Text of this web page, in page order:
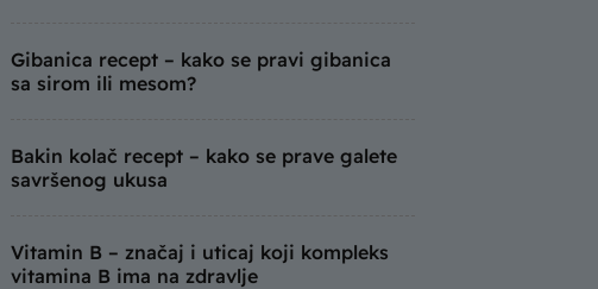
Gibanica recept – kako se pravi gibanica
sa sirom ili mesom?
Bakin kolač recept – kako se prave galete
savršenog ukusa
Vitamin B – značaj i uticaj koji kompleks
vitamina B ima na zdravlje